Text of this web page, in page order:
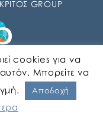
GROUP
cookies για να
Μπορείτε να
Αποδοχή